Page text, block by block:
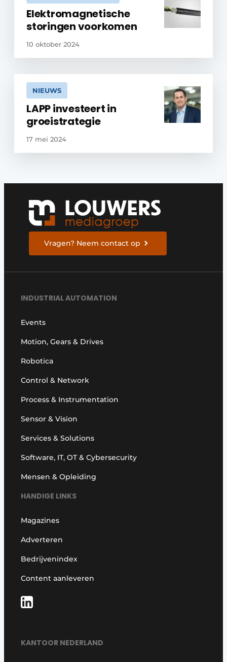
Elektromagnetische
storingen voorkomen
10 oktober 2024
NIEUWS
LAPP investeert in
groeistrategie
17 mei 2024
Vragen? Neem contact op
INDUSTRIAL AUTOMATION
Events
Motion, Gears & Drives
Robotica
Control & Network
Process & Instrumentation
Sensor & Vision
Services & Solutions
Software, IT, OT & Cybersecurity
Mensen & Opleiding
HANDIGE LINKS
Magazines
Adverteren
Bedrijvenindex
Content aanleveren
KANTOOR NEDERLAND